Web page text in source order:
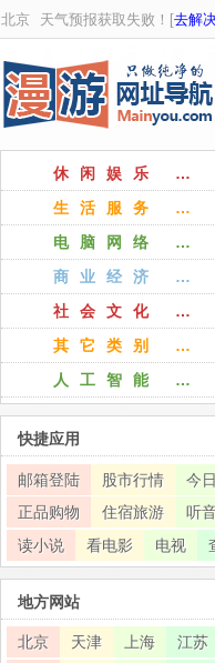
北京 天气预报获取失败！[去解
休闲娱乐 …
生活服务 …
电脑网络 …
商业经济 …
社会文化 …
其它类别 …
人工智能 …
快捷应用
邮箱登陆 股市行情
今
正品购物
住宿旅游
听
读小说
看电影 电视
地方网站
北京 天津 上海 江苏